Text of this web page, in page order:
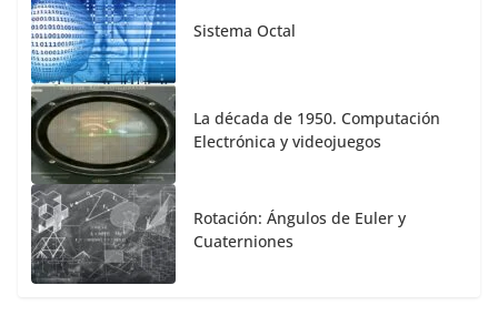
Sistema Octal
La década de 1950. Computación
Electrónica y videojuegos
Rotación: Ángulos de Euler y
Cuaterniones